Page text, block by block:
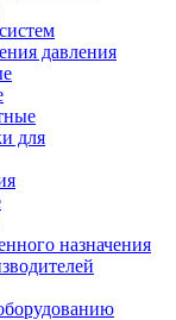
давления
для
назначения